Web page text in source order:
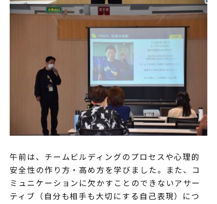
午前は、チームビルディングのプロセスや心理的
安全性の作り方・高め方を学びました。また、コ
ミュニケーションに欠かすことのできないアサー
ティブ（自分も相手も大切にする自己表現）につ